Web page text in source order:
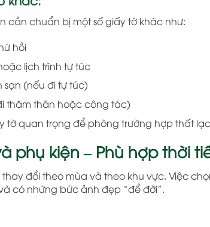
cần chuẩn bị một số giấy tờ khác như:
hồi
lịch trình tự túc
sạn (nếu đi tự túc)
thăm thân hoặc công tác)
tờ quan trọng để phòng trường hợp thất lạc
phụ kiện – Phù hợp thời
thay đổi theo mùa và theo khu vực. Việc
có những bức ảnh đẹp “để đời”.